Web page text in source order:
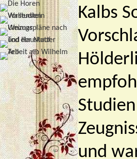
Kalbs
und